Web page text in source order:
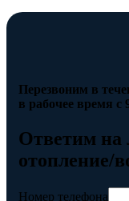
Перезвоним в
в рабочее время с
Ответим на
отопление/
Номер телефона